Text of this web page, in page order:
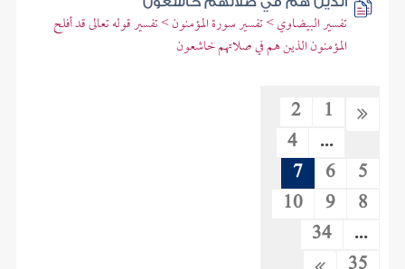
تفسير البيضاوي > تفسير سورة المؤمنون > تفسير قوله تعالى قد أفلح
المؤمنون الذين هم في صلاتهم خاشعون
1
2
...
4
5
6
7
8
9
10
...
34